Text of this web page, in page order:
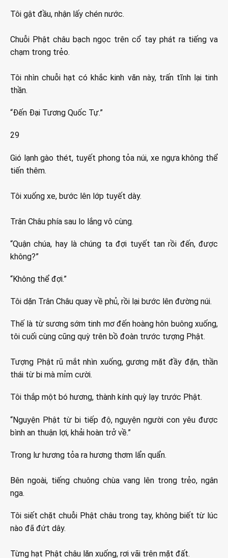
Tôi gật đầu, nhận lấy chén nước.
Chuỗi Phật châu bạch ngọc trên cổ tay phát ra tiếng va
chạm trong trẻo.
Tôi nhìn chuỗi hạt có khắc kinh văn này, trấn tĩnh lại tinh
thần.
“Đến Đại Tương Quốc Tự.”
29
Gió lạnh gào thét, tuyết phong tỏa núi, xe ngựa không thể
tiến thêm.
Tôi xuống xe, bước lên lớp tuyết dày.
Trân Châu phía sau lo lắng vô cùng.
“Quận chúa, hay là chúng ta đợi tuyết tan rồi đến, được
không?”
“Không thể đợi.”
Tôi dặn Trân Châu quay về phủ, rồi lại bước lên đường núi.
Thế là từ sương sớm tinh mơ đến hoàng hôn buông xuống,
tôi cuối cùng cũng quỳ trên bồ đoàn trước tượng Phật.
Tượng Phật rũ mắt nhìn xuống, gương mặt đầy đặn, thần
thái từ bi mà mỉm cười.
Tôi thắp một bó hương, thành kính quỳ lạy trước Phật.
“Nguyện Phật từ bi tiếp độ, nguyện người con yêu được
bình an thuận lợi, khải hoàn trở về.”
Trong lư hương tỏa ra hương thơm lẩn quẩn.
Bên ngoài, tiếng chuông chùa vang lên trong trẻo, ngân
nga.
Tôi siết chặt chuỗi Phật châu trong tay, không biết từ lúc
nào đã đứt dây.
Từng hạt Phật châu lăn xuống, rơi vãi trên mặt đất.